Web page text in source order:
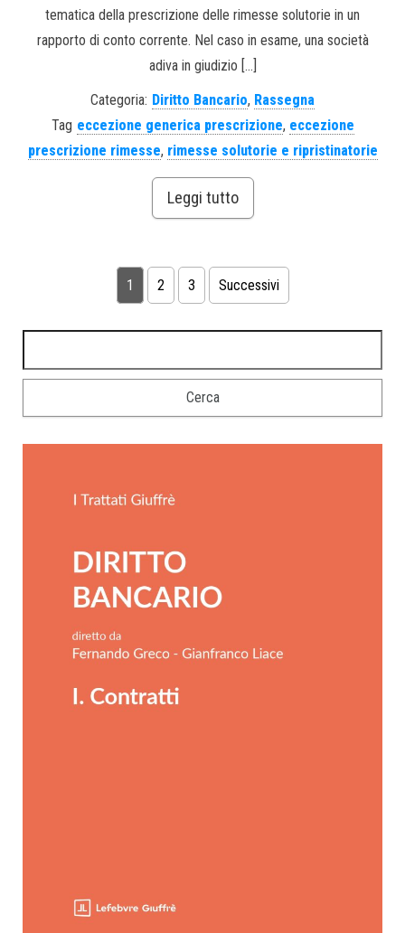
tematica della prescrizione delle rimesse solutorie in un
rapporto di conto corrente. Nel caso in esame, una società
adiva in giudizio […]
Categoria: Diritto Bancario, Rassegna
Tag eccezione generica prescrizione, eccezione
prescrizione rimesse, rimesse solutorie e ripristinatorie
Leggi tutto
1 2 3 Successivi